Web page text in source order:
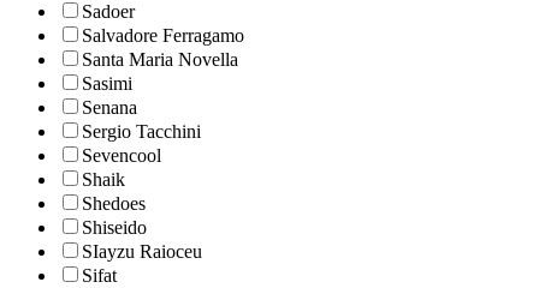
Sadoer
Salvadore Ferragamo
Santa Maria Novella
Sasimi
Senana
Sergio Tacchini
Sevencool
Shaik
Shedoes
Shiseido
SIayzu Raioceu
Sifat